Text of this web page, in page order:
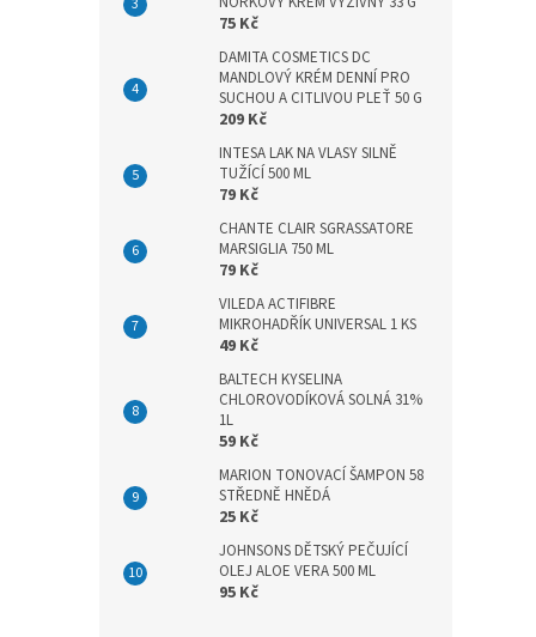
75 Kč
DAMITA COSMETICS DC
MANDLOVÝ KRÉM DENNÍ PRO
SUCHOU A CITLIVOU PLEŤ 50 G
209 Kč
INTESA LAK NA VLASY SILNĚ
TUŽÍCÍ 500 ML
79 Kč
CHANTE CLAIR SGRASSATORE
MARSIGLIA 750 ML
79 Kč
VILEDA ACTIFIBRE
MIKROHADŘÍK UNIVERSAL 1 KS
49 Kč
BALTECH KYSELINA
CHLOROVODÍKOVÁ SOLNÁ 31%
1L
59 Kč
MARION TONOVACÍ ŠAMPON 58
STŘEDNĚ HNĚDÁ
25 Kč
JOHNSONS DĚTSKÝ PEČUJÍCÍ
OLEJ ALOE VERA 500 ML
95 Kč